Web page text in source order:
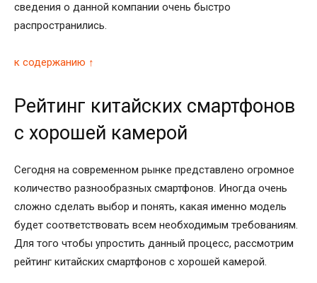
сведения о данной компании очень быстро
распространились.
к содержанию ↑
Рейтинг китайских смартфонов
с хорошей камерой
Сегодня на современном рынке представлено огромное
количество разнообразных смартфонов. Иногда очень
сложно сделать выбор и понять, какая именно модель
будет соответствовать всем необходимым требованиям.
Для того чтобы упростить данный процесс, рассмотрим
рейтинг китайских смартфонов с хорошей камерой.